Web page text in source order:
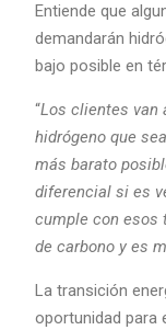
Entiende que
demandarán
bajo posible en
“Los clientes van
hidrógeno que
más barato
diferencial si es
cumple con esos
de carbono y es
La transición
oportunidad para